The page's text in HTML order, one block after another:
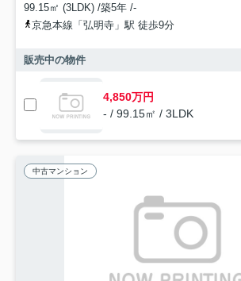
99.15㎡ (3LDK) /築5年 /-
京急本線「弘明寺」駅 徒歩9分
販売中の物件
4,850万円
- / 99.15㎡ / 3LDK
中古マンション